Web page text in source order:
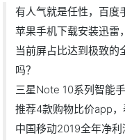
有人气就是任性，百度
苹果手机下载安装迅雷
当前屏占比达到极致的
吗？
三星Note 10系列智能
推荐4款购物比价app
中国移动2019全年净